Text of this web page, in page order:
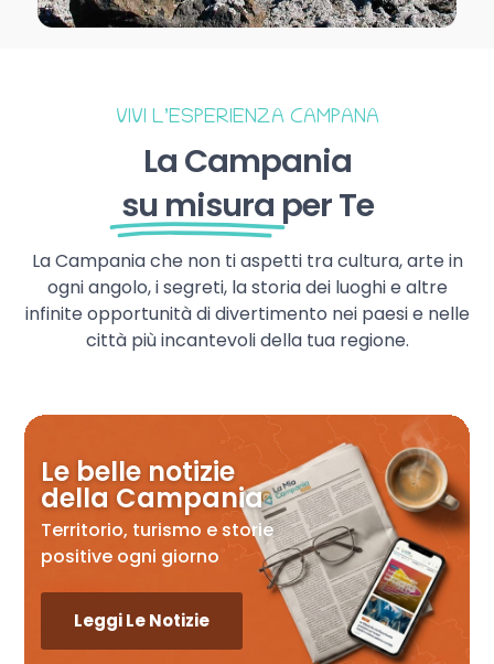
VIVI L’ESPERIENZA CAMPANA
La Campania
su misura per Te
La Campania che non ti aspetti tra cultura, arte in
ogni angolo, i segreti, la storia dei luoghi e altre
infinite opportunità di divertimento nei paesi e nelle
città più incantevoli della tua regione.
Le belle notizie
della Campania
Territorio, turismo e storie
positive ogni giorno
Leggi Le Notizie